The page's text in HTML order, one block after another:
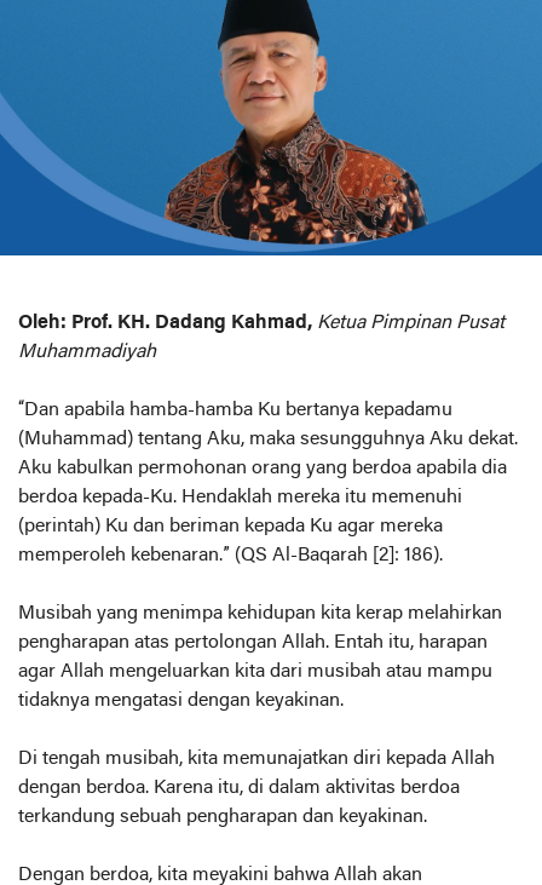
Oleh: Prof. KH. Dadang Kahmad, Ketua Pimpinan Pusat
Muhammadiyah
“Dan apabila hamba-hamba Ku bertanya kepadamu
(Muhammad) tentang Aku, maka sesungguhnya Aku dekat.
Aku kabulkan permohonan orang yang berdoa apabila dia
berdoa kepada-Ku. Hendaklah mereka itu memenuhi
(perintah) Ku dan beriman kepada Ku agar mereka
memperoleh kebenaran.” (QS Al-Baqarah [2]: 186).
Musibah yang menimpa kehidupan kita kerap melahirkan
pengharapan atas pertolongan Allah. Entah itu, harapan
agar Allah mengeluarkan kita dari musibah atau mampu
tidaknya mengatasi dengan keyakinan.
Di tengah musibah, kita memunajatkan diri kepada Allah
dengan berdoa. Karena itu, di dalam aktivitas berdoa
terkandung sebuah pengharapan dan keyakinan.
Dengan berdoa, kita meyakini bahwa Allah akan